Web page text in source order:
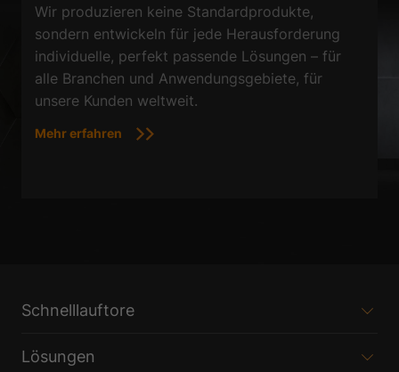
Wir produzieren keine Standardprodukte,
sondern entwickeln für jede Herausforderung
individuelle, perfekt passende Lösungen – für
alle Branchen und Anwendungsgebiete, für
unsere Kunden weltweit.
Mehr erfahren
Schnelllauftore
Lösungen